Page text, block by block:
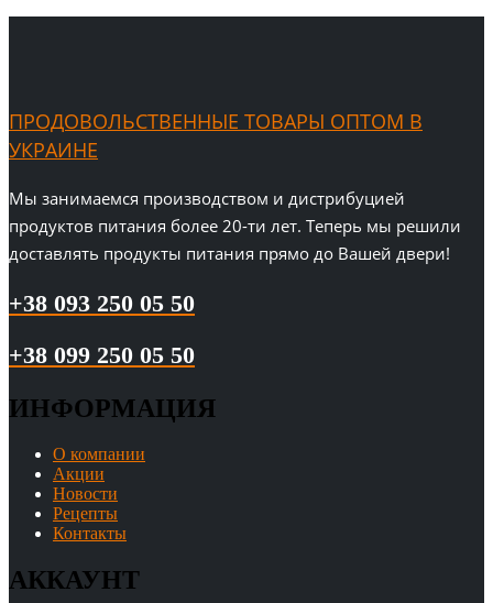
ПРОДОВОЛЬСТВЕННЫЕ ТОВАРЫ ОПТОМ В
УКРАИНЕ
Мы занимаемся производством и дистрибуцией
продуктов питания более 20-ти лет. Теперь мы решили
доставлять продукты питания прямо до Вашей двери!
+38 093 250 05 50
+38 099 250 05 50
ИНФОРМАЦИЯ
О компании
Акции
Новости
Рецепты
Контакты
АККАУНТ